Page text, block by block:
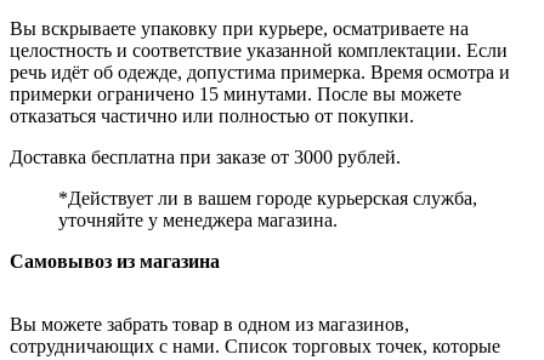
Вы вскрываете упаковку при курьере, осматриваете на
целостность и соответствие указанной комплектации. Если
речь идёт об одежде, допустима примерка. Время осмотра и
примерки ограничено 15 минутами. После вы можете
отказаться частично или полностью от покупки.
Доставка бесплатна при заказе от 3000 рублей.
*Действует ли в вашем городе курьерская служба,
уточняйте у менеджера магазина.
Самовывоз из магазина
Вы можете забрать товар в одном из магазинов,
сотрудничающих с нами. Список торговых точек, которые